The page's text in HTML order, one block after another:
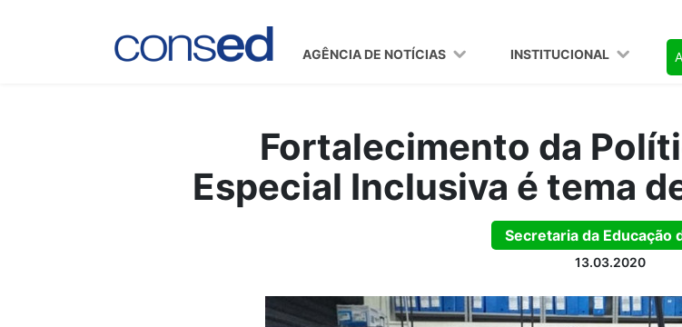
AGÊNCIA DE NOTÍCIAS INSTITUCIONAL
Fortalecimento da
Especial Inclusiva é tema
Secretaria da Educação
13.03.2020